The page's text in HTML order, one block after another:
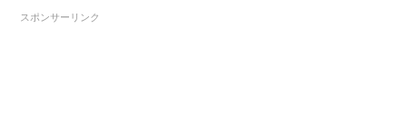
スポンサーリンク